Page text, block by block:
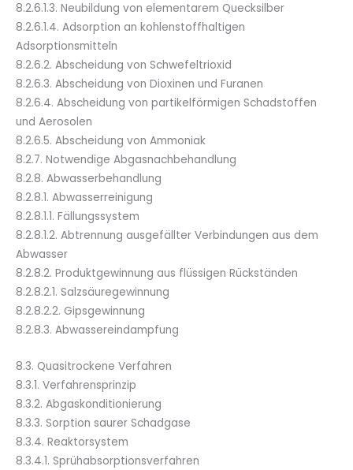
8.2.6.1.3. Neubildung von elementarem Quecksilber
8.2.6.1.4. Adsorption an kohlenstoffhaltigen
Adsorptionsmitteln
8.2.6.2. Abscheidung von Schwefeltrioxid
8.2.6.3. Abscheidung von Dioxinen und Furanen
8.2.6.4. Abscheidung von partikelförmigen Schadstoffen
und Aerosolen
8.2.6.5. Abscheidung von Ammoniak
8.2.7. Notwendige Abgasnachbehandlung
8.2.8. Abwasserbehandlung
8.2.8.1. Abwasserreinigung
8.2.8.1.1. Fällungssystem
8.2.8.1.2. Abtrennung ausgefällter Verbindungen aus dem
Abwasser
8.2.8.2. Produktgewinnung aus flüssigen Rückständen
8.2.8.2.1. Salzsäuregewinnung
8.2.8.2.2. Gipsgewinnung
8.2.8.3. Abwassereindampfung
8.3. Quasitrockene Verfahren
8.3.1. Verfahrensprinzip
8.3.2. Abgaskonditionierung
8.3.3. Sorption saurer Schadgase
8.3.4. Reaktorsystem
8.3.4.1. Sprühabsorptionsverfahren